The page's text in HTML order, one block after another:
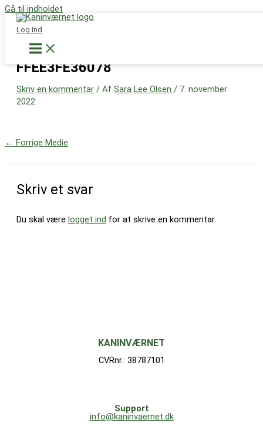
Gå til indholdet
Log Ind
Støt nu
9C888420-F00A-4D24-951C-
FFEE3FE36078
Skriv en kommentar / Af Sara Lee Olsen / 7. november
2022
← Forrige Medie
Skriv et svar
Du skal være logget ind for at skrive en kommentar.
KANINVÆRNET
CVRnr.: 38787101
Support
info@kaninvaernet.dk